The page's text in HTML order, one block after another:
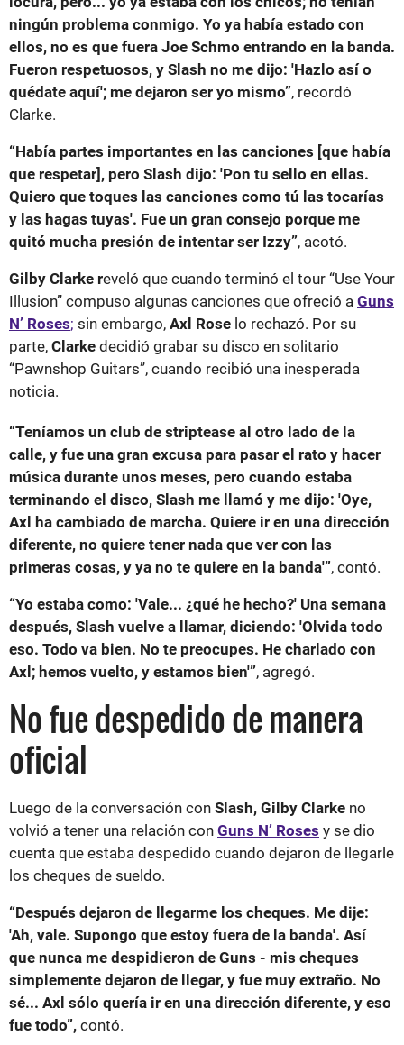
ningún problema conmigo. Yo ya había estado con
ellos, no es que fuera Joe Schmo entrando en la banda.
Fueron respetuosos, y Slash no me dijo: 'Hazlo así o
quédate aquí'; me dejaron ser yo mismo”, recordó
Clarke.
“Había partes importantes en las canciones [que había
que respetar], pero Slash dijo: 'Pon tu sello en ellas.
Quiero que toques las canciones como tú las tocarías
y las hagas tuyas'. Fue un gran consejo porque me
quitó mucha presión de intentar ser Izzy”, acotó.
Gilby Clarke reveló que cuando terminó el tour “Use Your
Illusion” compuso algunas canciones que ofreció a Guns
N’ Roses; sin embargo, Axl Rose lo rechazó. Por su
parte, Clarke decidió grabar su disco en solitario
“Pawnshop Guitars”, cuando recibió una inesperada
noticia.
“Teníamos un club de striptease al otro lado de la
calle, y fue una gran excusa para pasar el rato y hacer
música durante unos meses, pero cuando estaba
terminando el disco, Slash me llamó y me dijo: 'Oye,
Axl ha cambiado de marcha. Quiere ir en una dirección
diferente, no quiere tener nada que ver con las
primeras cosas, y ya no te quiere en la banda'”, contó.
“Yo estaba como: 'Vale... ¿qué he hecho?' Una semana
después, Slash vuelve a llamar, diciendo: 'Olvida todo
eso. Todo va bien. No te preocupes. He charlado con
Axl; hemos vuelto, y estamos bien'”, agregó.
No fue despedido de manera
oficial
Luego de la conversación con Slash, Gilby Clarke no
volvió a tener una relación con Guns N’ Roses y se dio
cuenta que estaba despedido cuando dejaron de llegarle
los cheques de sueldo.
“Después dejaron de llegarme los cheques. Me dije:
'Ah, vale. Supongo que estoy fuera de la banda'. Así
que nunca me despidieron de Guns - mis cheques
simplemente dejaron de llegar, y fue muy extraño. No
sé... Axl sólo quería ir en una dirección diferente, y eso
fue todo”, contó.